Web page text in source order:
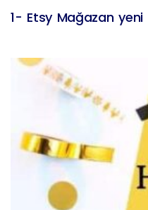
1- Etsy Mağazan yeni